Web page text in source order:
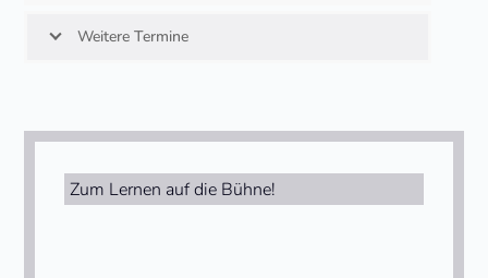
go
slide
Weitere Termine
Zum Lernen auf die Bühne!